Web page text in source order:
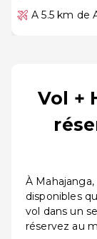
A 5.5 km de
Vol +
À
disponibles
vol dans un
réservez au